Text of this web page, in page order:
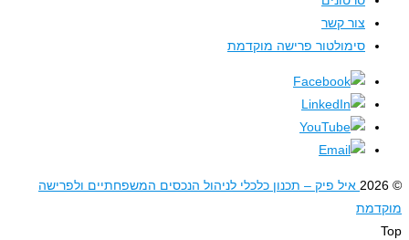
צור קשר
סימולטור פרישה מוקדמת
איל פיק – תכנון כלכלי לניהול הנכסים המשפחתיים ולפרישה